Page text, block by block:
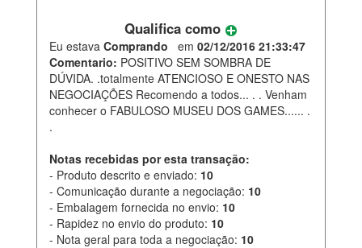
Qualifica como
Eu estava Comprando em 02/12/2016 21:33:47
Comentario: POSITIVO SEM SOMBRA DE
DÚVIDA. .totalmente ATENCIOSO E ONESTO NAS
NEGOCIAÇÕES Recomendo a todos... . . Venham
conhecer o FABULOSO MUSEU DOS GAMES...... .
.
Notas recebidas por esta transação:
- Produto descrito e enviado: 10
- Comunicação durante a negociação: 10
- Embalagem fornecida no envio: 10
- Rapidez no envio do produto: 10
- Nota geral para toda a negociação: 10